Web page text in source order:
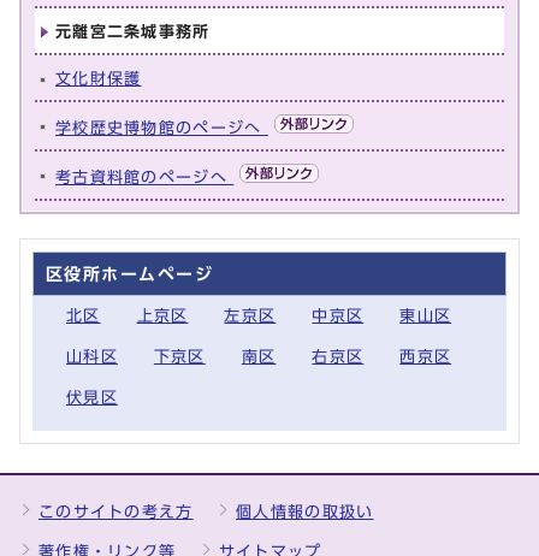
元離宮二条城事務所
文化財保護
学校歴史博物館のページへ
考古資料館のページへ
区役所ホームページ
北区 上京区 左京区 中京区 東山区
山科区 下京区 南区 右京区 西京区
伏見区
このサイトの考え方 個人情報の取扱い
著作権・リンク等 サイトマップ